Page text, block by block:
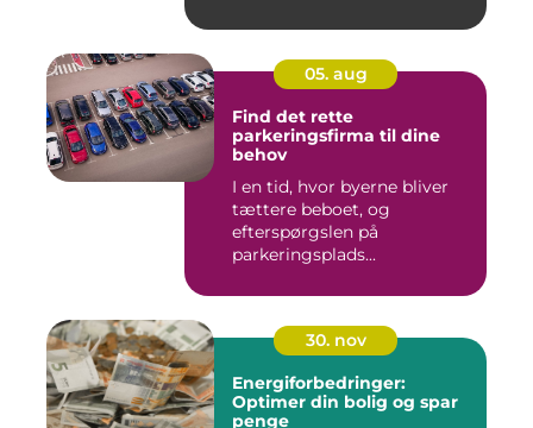
05. aug
Find det rette
parkeringsfirma til dine
behov
I en tid, hvor byerne bliver
tættere beboet, og
efterspørgslen på
parkeringsplads...
30. nov
Energiforbedringer:
Optimer din bolig og spar
penge